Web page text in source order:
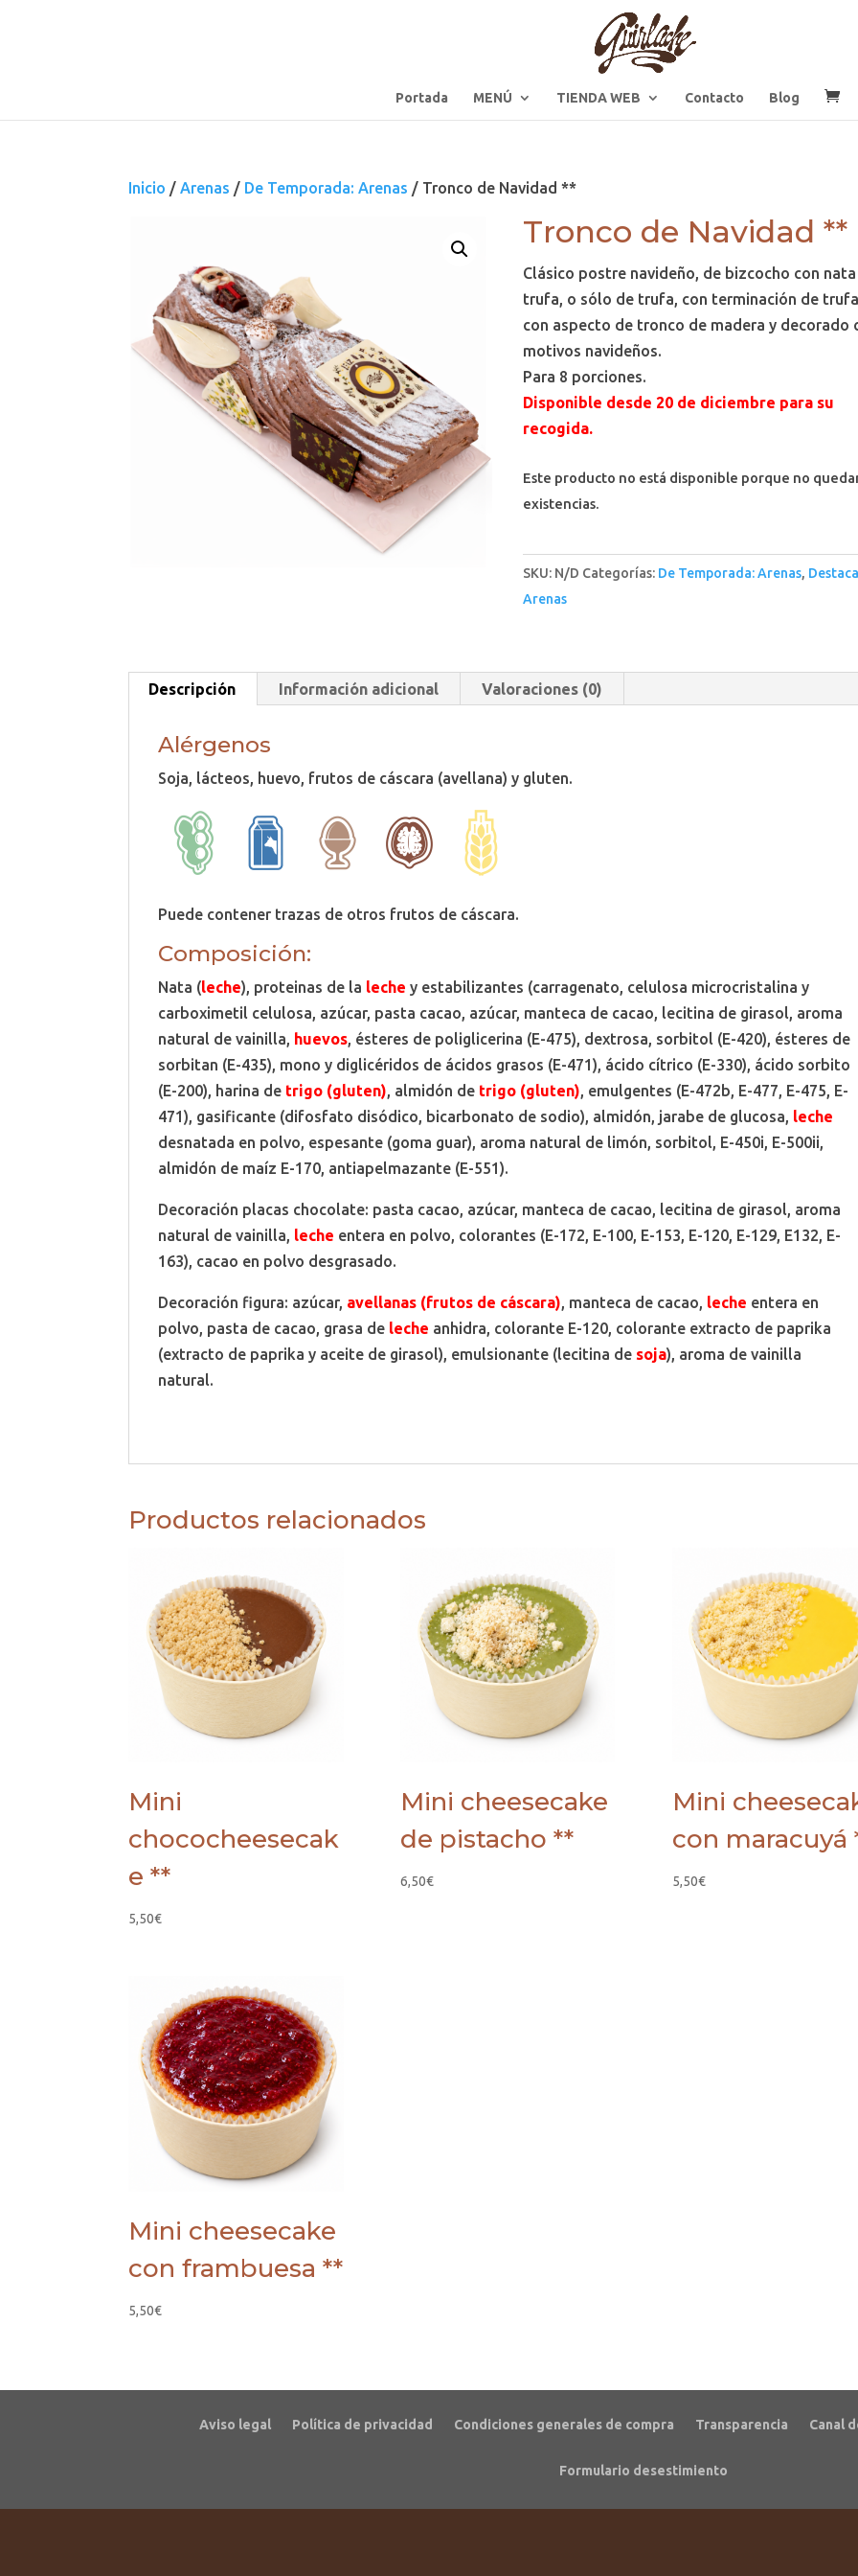
Portada MENÚ TIENDA WEB Contacto Blog
Inicio /Arenas / De Temporada: Arenas / Tronco de Navidad **
Tronco de Navidad **
Clásico postre navideño, de bizcocho con nata
trufa, o sólo de trufa, con terminación de trufa
con aspecto de tronco de madera y decorado
motivos navideños.
Para 8 porciones.
Disponible desde 20 de diciembre para su
recogida.
Este producto no está disponible porque no
existencias.
SKU: N/D Categorías: De Temporada: Arenas,
Arenas
Descripción Información adicional Valoraciones (0)
Alérgenos
Soja, lácteos, huevo, frutos de cáscara (avellana) y gluten.
Puede contener trazas de otros frutos de cáscara.
Composición:
Nata (leche), proteinas de la leche y estabilizantes (carragenato, celulosa microcristalina y
carboximetil celulosa, azúcar, pasta cacao, azúcar, manteca de cacao, lecitina de girasol, aroma
natural de vainilla, huevos, ésteres de poliglicerina (E-475), dextrosa, sorbitol (E-420), ésteres de
sorbitan (E-435), mono y diglicéridos de ácidos grasos (E-471), ácido cítrico (E-330), ácido sorbito
(E-200), harina de trigo (gluten), almidón de trigo (gluten), emulgentes (E-472b, E-477, E-475, E-
471), gasificante (difosfato disódico, bicarbonato de sodio), almidón, jarabe de glucosa, leche
desnatada en polvo, espesante (goma guar), aroma natural de limón, sorbitol, E-450i, E-500ii,
almidón de maíz E-170, antiapelmazante (E-551).
Decoración placas chocolate: pasta cacao, azúcar, manteca de cacao, lecitina de girasol, aroma
natural de vainilla, leche entera en polvo, colorantes (E-172, E-100, E-153, E-120, E-129, E132, E-
163), cacao en polvo desgrasado.
Decoración figura: azúcar, avellanas (frutos de cáscara), manteca de cacao, leche entera en
polvo, pasta de cacao, grasa de leche anhidra, colorante E-120, colorante extracto de paprika
(extracto de paprika y aceite de girasol), emulsionante (lecitina de soja), aroma de vainilla
natural.
Productos relacionados
Mini
chococheesecak
e **
5,50€
Mini cheesecake
de pistacho **
6,50€
Mini
con maracuyá
5,50€
Mini cheesecake
con frambuesa **
5,50€
Aviso legal Política de privacidad Condiciones generales de compra Transparencia Canal
Formulario desestimiento